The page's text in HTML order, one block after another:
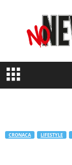
s
CRONACA LIFESTYLE